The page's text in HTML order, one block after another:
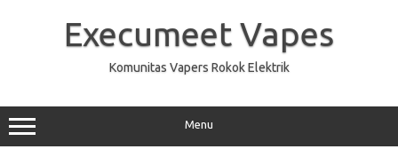
Execumeet Vapes
Komunitas Vapers Rokok Elektrik
Menu